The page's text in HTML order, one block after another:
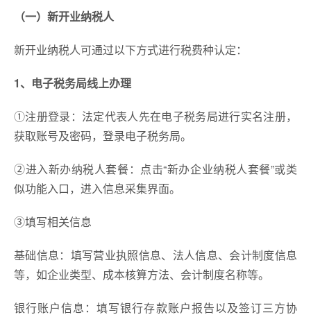
（一）新开业纳税人
新开业纳税人可通过以下方式进行税费种认定：
1、电子税务局线上办理
①注册登录：法定代表人先在电子税务局进行实名注册，
获取账号及密码，登录电子税务局。
②进入新办纳税人套餐：点击“新办企业纳税人套餐”或类
似功能入口，进入信息采集界面。
③填写相关信息
基础信息：填写营业执照信息、法人信息、会计制度信息
等，如企业类型、成本核算方法、会计制度名称等。
银行账户信息：填写银行存款账户报告以及签订三方协